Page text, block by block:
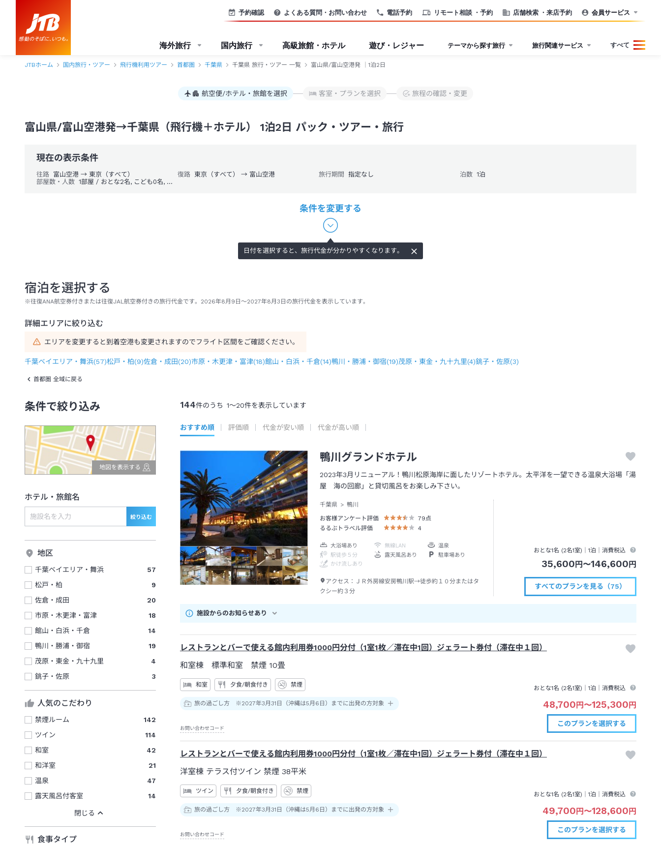
電話予約 リモート相談 ・予約 店舗検索 ・来店予約
予約確認 よくある質問・お問い合わせ 会員サービス
海外旅行 国内旅行 高級旅館・ホテル 遊び・レジャー テーマから探す旅行 旅行関連サービス すべて
JTBホーム 国内旅行・ツアー 飛行機利用ツアー 首都圏 千葉県 千葉県 旅行・ツアー 一覧 富山県/富山空港発 ｜1泊2日
航空便/ホテル・旅館を選択 客室・プランを選択 旅程の確認・変更
富山県/富山空港発→千葉県（飛行機＋ホテル） 1泊2日 パック・ツアー・旅行
現在の表示条件
往路 富山空港 → 東京（すべて） 復路 東京（すべて） → 富山空港 旅行期間 指定なし 泊数 1泊
部屋数・人数
1部屋 / おとな2名, こども0名, 幼児0名
日付を選択すると、旅行代金が分かりやすくなります。
宿泊を選択する
※往復ANA航空券付きまたは往復JAL航空券付きの旅行代金です。2026年8月9日～2027年8月3日の旅行代金を表示しています。
詳細エリアに絞り込む
エリアを変更すると到着空港も変更されますのでフライト区間をご確認ください。
千葉ベイエリア・舞浜(57)松戸・柏(9)佐倉・成田(20)市原・木更津・富津(18)館山・白浜・千倉(14)鴨川・勝浦・御宿(19)茂原・東金・九十九里(4)銚子・佐原(3)
首都圏 全域に戻る
条件で絞り込み
地図を表示する
ホテル・旅館名
絞り込む
地区
千葉ベイエリア・舞浜
57
松戸・柏
9
佐倉・成田
20
市原・木更津・富津
18
館山・白浜・千倉
14
鴨川・勝浦・御宿
19
茂原・東金・九十九里
4
銚子・佐原
3
人気のこだわり
禁煙ルーム
142
ツイン
114
和室
42
和洋室
21
温泉
47
露天風呂付客室
14
食事タイプ
144件のうち 1～20件を表示しています
おすすめ順 評価順 代金が安い順 代金が高い順
鴨川グランドホテル
2023年3月リニューアル！鴨川松原海岸に面したリゾートホテル。太平洋を一望できる温泉大浴場「湯
屋 海の回廊」と貸切風呂をお楽しみ下さい。
千葉県
鴨川
お客様アンケート評価
79 点
るるぶトラベル評価
4
大浴場あり 無線LAN
温泉
駅徒歩５分
露天風呂あり
駐車場あり
かけ流しあり
アクセス： ＪＲ外房線安房鴨川駅→徒歩約１０分またはタ
クシー約３分
おとな1名 (2名1室)｜1泊 ｜消費税込
35,600 円 〜146,600 円
すべてのプランを見る（75）
施設からのお知らせあり
レストランとバーで使える館内利用券1000円分付（1室1枚／滞在中1回）ジェラート券付（滞在中１回）
和室棟 標準和室 禁煙 10畳
和室 夕食/朝食付き 禁煙
旅の過ごし方 ※2027年3月31日（沖縄は5月6日）までに出発の方対象
おとな1名 (2名1室)｜1泊 ｜消費税込
48,700円〜125,300円
お問い合わせコード
このプランを選択する
レストランとバーで使える館内利用券1000円分付（1室1枚／滞在中1回）ジェラート券付（滞在中１回）
洋室棟 テラス付ツイン 禁煙 38平米
ツイン 夕食/朝食付き 禁煙
旅の過ごし方 ※2027年3月31日（沖縄は5月6日）までに出発の方対象
おとな1名 (2名1室)｜1泊 ｜消費税込
49,700円〜128,600円
お問い合わせコード
このプランを選択する